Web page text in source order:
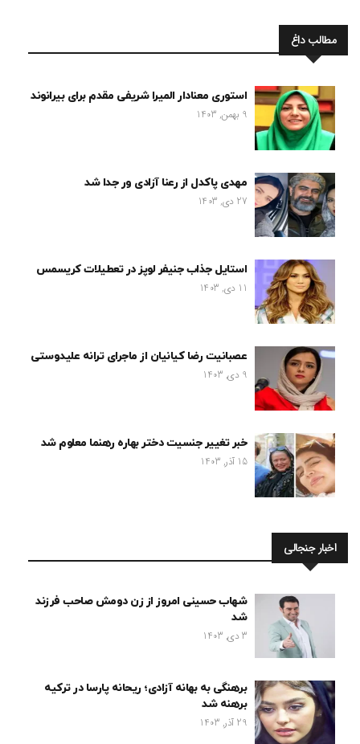
مطالب داغ
استوری معنادار المیرا شریفی مقدم برای بیرانوند
9 بهمن, 1403
مهدی پاکدل از رعنا آزادی ور جدا شد
27 دی, 1403
استایل جذاب جنیفر لوپز در تعطیلات کریسمس
11 دی, 1403
عصبانیت رضا کیانیان از ماجرای ترانه علیدوستی
9 دی, 1403
خبر تغییر جنسیت دختر بهاره رهنما معلوم شد
15 آذر, 1403
اخبار جنجالی
شهاب حسینی امروز از زن دومش صاحب فرزند
شد
3 دی, 1403
برهنگی به بهانه آزادی؛ ریحانه پارسا در ترکیه
برهنه شد
29 آذر, 1403